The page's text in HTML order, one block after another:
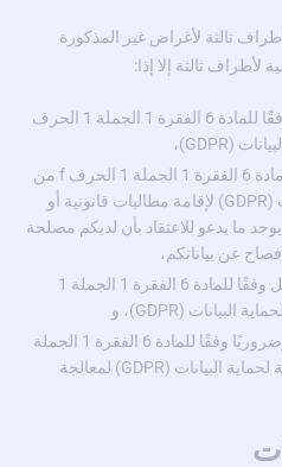
ثالثة لأغراض غير المذكورة
لأطراف ثالثة إلا إذا:
قدّمتم موافقتكم الصريحة وفقًا للمادة 6 الفقرة 1 الجملة 1 الحرف
كان الإفصاح ضروريًا وفقًا للمادة 6 الفقرة 1 الجملة 1 الحرف f من
اللائحة العامة لحماية البيانات (GDPR) لإقامة مطالبات قانونية أو
يوجد ما يدعو للاعتقاد بأن لديكم مصلحة
عن بياناتكم،
كان هناك التزام قانوني بالنقل وفقًا للمادة 6 الفقرة 1 الجملة 1
كان ذلك مسموحًا به قانونًا وضروريًا وفقًا للمادة 6 الفقرة 1 الجملة
1 الحرف b من اللائحة العامة لحماية البيانات (GDPR) لمعالجة